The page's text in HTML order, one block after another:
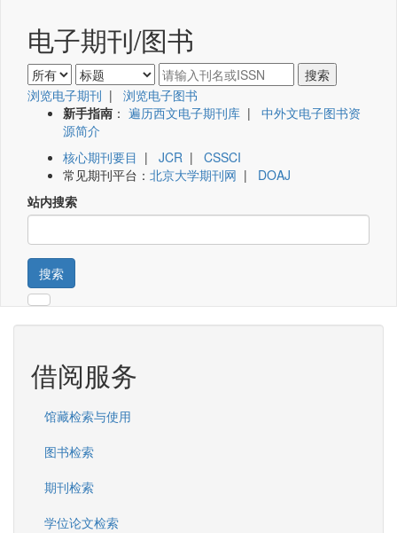
电子期刊/图书
浏览电子期刊 | 浏览电子图书
新手指南 ： 遍历西文电子期刊库 | 中外文电子图书资
源简介
核心期刊要目 | JCR | CSSCI
常见期刊平台： 北京大学期刊网 | DOAJ
站内搜索
搜索
借阅服务
馆藏检索与使用
图书检索
期刊检索
学位论文检索